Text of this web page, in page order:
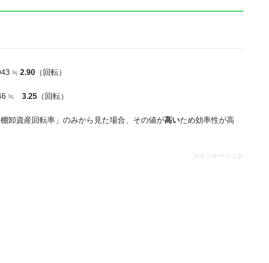
≒ 2.90 （回転）
≒ 3.25 （回転）
卸資産回転率」のみから見た場合、その値が高いため効率性が高
スポンサーリンク